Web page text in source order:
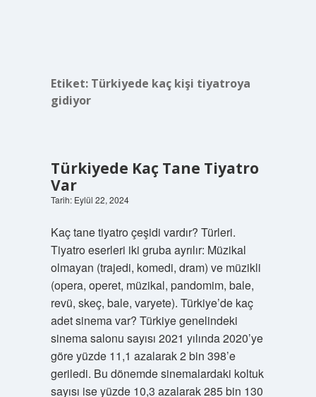
Etiket: Türkiyede kaç kişi tiyatroya
gidiyor
Türkiyede Kaç Tane Tiyatro
Var
Tarih: Eylül 22, 2024
Kaç tane tiyatro çeşidi vardır? Türleri.
Tiyatro eserleri iki gruba ayrılır: Müzikal
olmayan (trajedi, komedi, dram) ve müzikli
(opera, operet, müzikal, pandomim, bale,
revü, skeç, bale, varyete). Türkiye’de kaç
adet sinema var? Türkiye genelindeki
sinema salonu sayısı 2021 yılında 2020’ye
göre yüzde 11,1 azalarak 2 bin 398’e
geriledi. Bu dönemde sinemalardaki koltuk
sayısı ise yüzde 10,3 azalarak 285 bin 130